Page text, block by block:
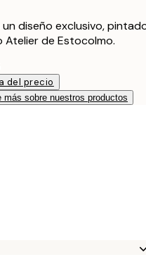
un diseño exclusivo,
Atelier de Estocolmo.
del precio
más sobre nuestros productos